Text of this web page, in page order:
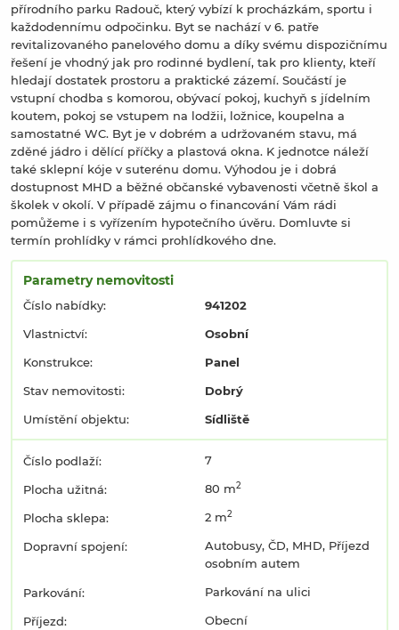
přírodního parku Radouč, který vybízí k procházkám, sportu i
každodennímu odpočinku. Byt se nachází v 6. patře
revitalizovaného panelového domu a díky svému dispozičnímu
řešení je vhodný jak pro rodinné bydlení, tak pro klienty, kteří
hledají dostatek prostoru a praktické zázemí. Součástí je
vstupní chodba s komorou, obývací pokoj, kuchyň s jídelním
koutem, pokoj se vstupem na lodžii, ložnice, koupelna a
samostatné WC. Byt je v dobrém a udržovaném stavu, má
zděné jádro i dělící příčky a plastová okna. K jednotce náleží
také sklepní kóje v suterénu domu. Výhodou je i dobrá
dostupnost MHD a běžné občanské vybavenosti včetně škol a
školek v okolí. V případě zájmu o financování Vám rádi
pomůžeme i s vyřízením hypotečního úvěru. Domluvte si
termín prohlídky v rámci prohlídkového dne.
Parametry nemovitosti
Číslo nabídky:
941202
Vlastnictví:
Osobní
Konstrukce:
Panel
Stav nemovitosti:
Dobrý
Umístění objektu:
Sídliště
Číslo podlaží: 7
Plocha užitná: 80 m2
Plocha sklepa: 2 m2
Dopravní spojení:
Autobusy, ČD, MHD, Příjezd
osobním autem
Parkování: Parkování na ulici
Příjezd: Obecní